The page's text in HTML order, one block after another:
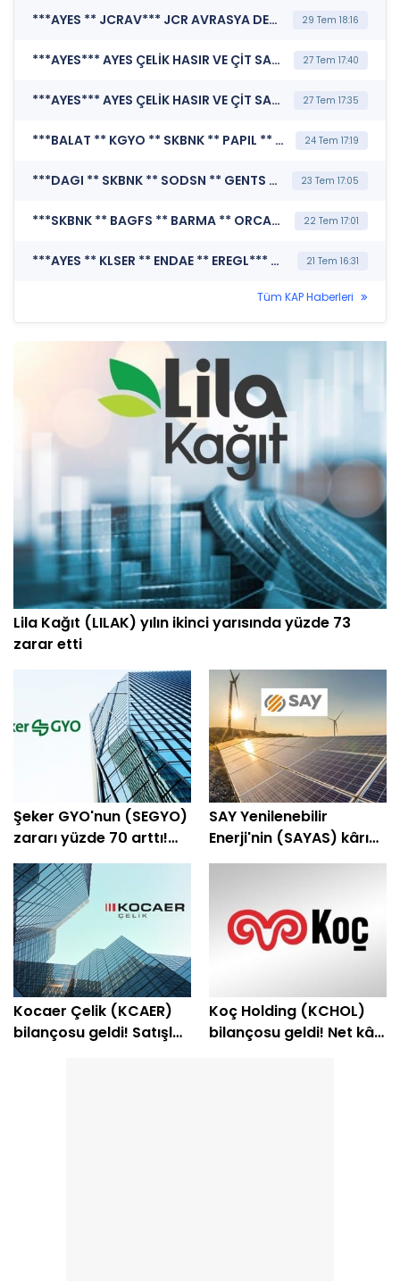
***AYES ** JCRAV*** JCR AVRASYA DERECELENDİRME A.Ş. (Kredi Derecelendirmesi) 29 Tem 18:16
***AYES*** AYES ÇELİK HASIR VE ÇİT SANAYİ A.Ş. (Şirket Genel Bilgi Formu) 27 Tem 17:40
***AYES*** AYES ÇELİK HASIR VE ÇİT SANAYİ A.Ş. (Özel Durum Açıklaması (Genel)) 27 Tem 17:35
***BALAT ** KGYO ** SKBNK ** PAPIL ** AYES ** YBTAS ** SURGY ** BERA ** FZLGY*** MERKEZİ KAYIT KURULUŞU A.Ş. (Borsada İşlem Gören Tipe Dönüşüm Duyurusu) 24 Tem 17:19
***DAGI ** SKBNK ** SODSN ** GENTS ** BARMA ** AYES ** EKGYO ** VSNMD ** TTKOM*** MERKEZİ KAYIT KURULUŞU A.Ş. (Borsada İşlem Gören Tipe Dönüşüm Duyurusu) 23 Tem 17:05
***SKBNK ** BAGFS ** BARMA ** ORCAY ** AYES ** ENDAE*** MERKEZİ KAYIT KURULUŞU A.Ş. (Borsada İşlem Gören Tipe Dönüşüm Duyurusu) 22 Tem 17:01
***AYES ** KLSER ** ENDAE ** EREGL*** MERKEZİ KAYIT KURULUŞU A.Ş. (Borsada İşlem Gören Tipe Dönüşüm Duyurusu) 21 Tem 16:31
Tüm KAP Haberleri
Lila Kağıt (LILAK) yılın ikinci yarısında yüzde 73
zarar etti
Şeker GYO'nun (SEGYO)
zararı yüzde 70 arttı!
Bilanço açıklandı
SAY Yenilenebilir
Enerji'nin (SAYAS) kârı
yüzde 23 arttı!
Kocaer Çelik (KCAER)
bilançosu geldi! Satışlar
Koç Holding (KCHOL)
bilançosu geldi! Net kâr